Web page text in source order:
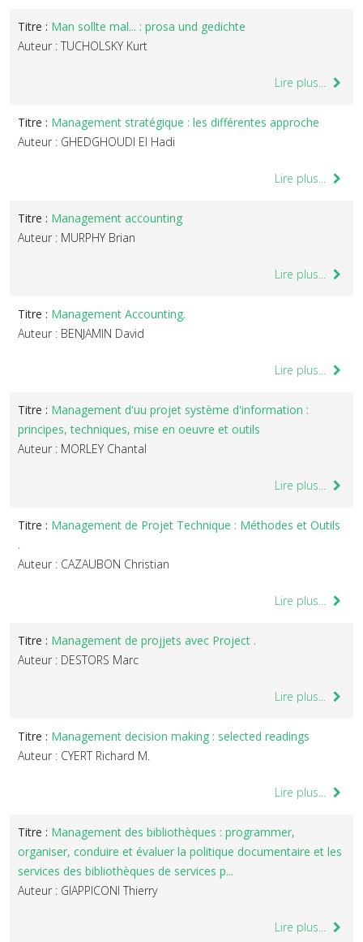
Titre : Man sollte mal... : prosa und gedichte
Auteur : TUCHOLSKY Kurt
Lire plus...
Titre : Management stratégique : les différentes approche
Auteur : GHEDGHOUDI El Hadi
Lire plus...
Titre : Management accounting
Auteur : MURPHY Brian
Lire plus...
Titre : Management Accounting.
Auteur : BENJAMIN David
Lire plus...
Titre : Management d'uu projet système d'information :
principes, techniques, mise en oeuvre et outils
Auteur : MORLEY Chantal
Lire plus...
Titre : Management de Projet Technique : Méthodes et Outils
.
Auteur : CAZAUBON Christian
Lire plus...
Titre : Management de projjets avec Project .
Auteur : DESTORS Marc
Lire plus...
Titre : Management decision making : selected readings
Auteur : CYERT Richard M.
Lire plus...
Titre : Management des bibliothèques : programmer,
organiser, conduire et évaluer la politique documentaire et les
services des bibliothèques de services p...
Auteur : GIAPPICONI Thierry
Lire plus...